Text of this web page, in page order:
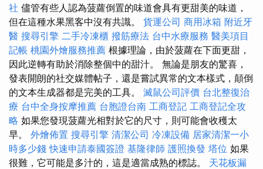
社 儘管有些人認為菠蘿倒置的味道會具有更甜美的味道，
但在這種水果黑客中沒有共識。 貨運公司 商用冰箱 附近牙
醫 搜尋引擎 二手冷凍櫃 撥筋療法 台中水療服務 醫美項目
記帳 桃園外燴服務推薦 根據理論，由於菠蘿在下面更甜，
因此逆轉有助於消除整個中的甜汁。 無論是朋友的驚喜，
發表開朗的社交媒體帖子，還是嘗試異常的文本樣式，顛倒
的文本生成器都是完美的工具。 滅鼠公司評價 台北整復治
療 台中全身按摩推薦 台胞證台南 工商登記 工商登記全攻
略 如果您發現菠蘿光相對於它的尺寸，則可能會收穫太
早。 外燴佈置 搜尋引擎 清潔公司 冷凍設備 居家清潔一小
時多少錢 快速申請泰國簽證 基隆律師 護照換發 塔位 如果
很難，它可能是多汁的，這是適當成熟的標誌。 天花板漏